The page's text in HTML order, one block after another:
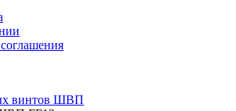
винтов ШВП